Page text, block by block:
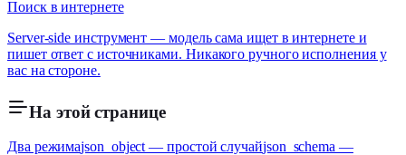
Поиск в интернете
Server-side инструмент — модель сама ищет в интернете и
пишет ответ с источниками. Никакого ручного исполнения у
вас на стороне.
На этой странице
Два режимаjson_object — простой случайjson_schema —